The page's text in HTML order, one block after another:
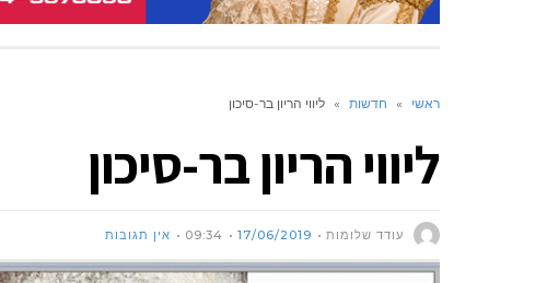
ראשי » חדשות » ליווי הריון בר-סיכון
ליווי הריון בר-סיכון
עודד שלומות 17/06/2019
09:34 אין תגובות